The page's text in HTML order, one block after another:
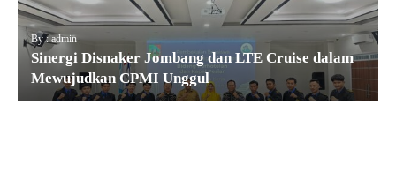
By : admin
Sinergi Disnaker Jombang dan LTE Cruise dalam
Mewujudkan CPMI Unggul